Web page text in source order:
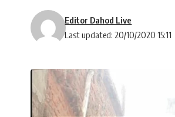
Last updated: 20/10/2020 15:11
Editor Dahod Live